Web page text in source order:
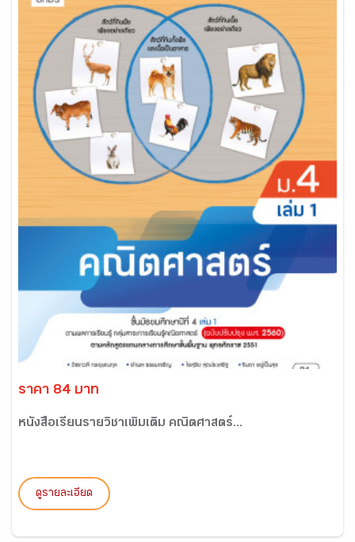
ราคา 84 บาท
หนังสือเรียนรายวิชาเพิ่มเติม คณิตศาสตร์...
ดูรายละเอียด